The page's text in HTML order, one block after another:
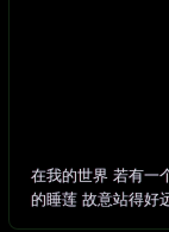
在我的世界 若有一
的睡莲 故意站得好